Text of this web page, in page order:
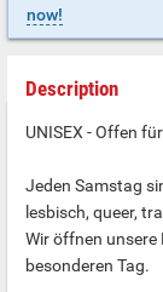
now!
Description
UNISEX - Offen
Jeden Samstag
lesbisch, queer,
Wir öffnen
besonderen Tag.